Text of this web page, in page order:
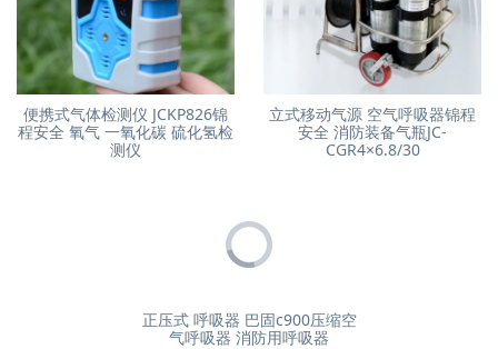
便携式气体检测仪 JCKP826锦
程安全 氧气 一氧化碳 硫化氢检
测仪
立式移动气源 空气呼吸器锦程
安全 消防装备气瓶JC-
CGR4×6.8/30
正压式 呼吸器 巴固c900压缩空
气呼吸器 消防用呼吸器